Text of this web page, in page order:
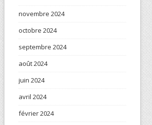
novembre 2024
octobre 2024
septembre 2024
août 2024
juin 2024
avril 2024
février 2024